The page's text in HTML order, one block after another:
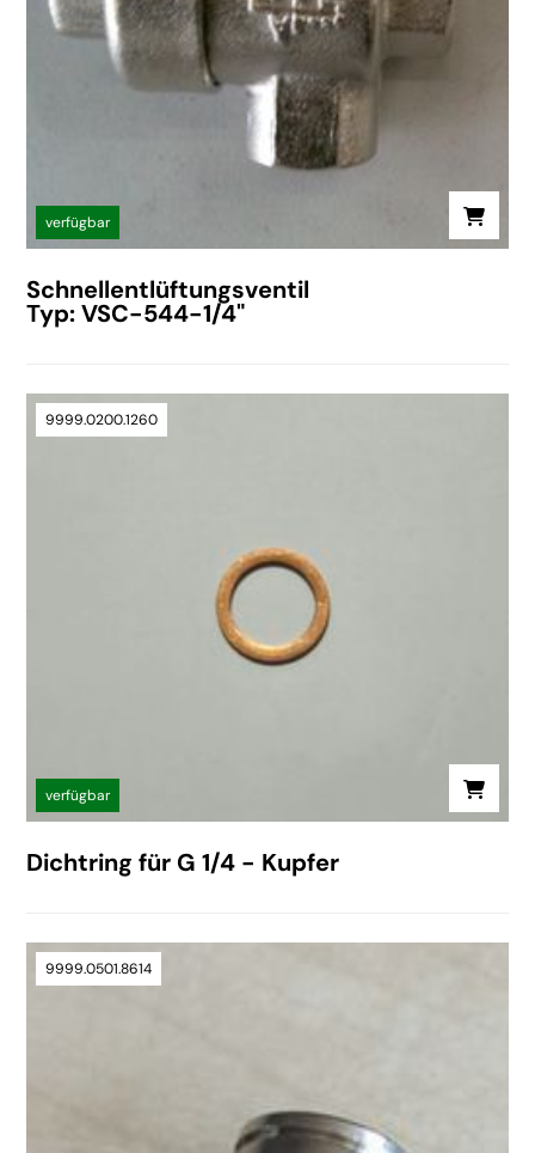
verfügbar
Schnellentlüftungsventil
Typ: VSC-544-1/4"
9999.0200.1260
verfügbar
Dichtring für G 1/4 - Kupfer
9999.0501.8614